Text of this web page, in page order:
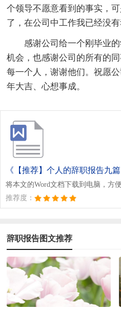
个领导不愿意看到的事实，
了，在公司中工作我已经没有
感谢公司给一个刚毕业
机会，也感谢公司的所有的
每一个人，谢谢他们。祝愿
年大吉、心想事成。
《【推荐】个人的辞职报告九篇
将本文的Word文档下载到电脑，方
推荐度：
辞职报告图文推荐